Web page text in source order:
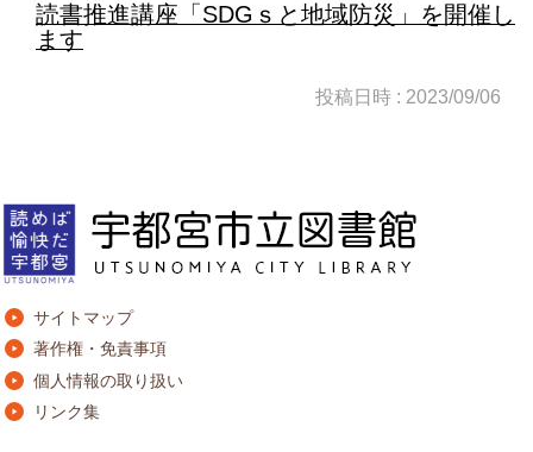
読書推進講座「SDGｓと地域防災」を開催し
ます
投稿日時 : 2023/09/06
サイトマップ
著作権・免責事項
個人情報の取り扱い
リンク集